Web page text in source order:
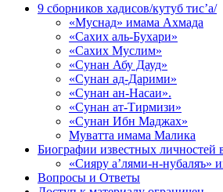
9 сборников хадисов/кутуб тис’а/
«Муснад» имама Ахмада
«Сахих аль-Бухари»
«Сахих Муслим»
«Сунан Абу Дауд»
«Сунан ад-Дарими»
«Сунан ан-Насаи».
«Сунан ат-Тирмизи»
«Сунан Ибн Маджах»
Муватта имама Малика
Биографии известных личностей
«Сияру а’лями-н-нубаляъ»
Вопросы и Ответы